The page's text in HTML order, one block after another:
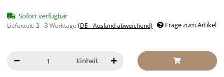
Sofort verfügbar
Lieferzeit:2 - 3 Werktage (DE - Ausland abweichend) Frage zum Artikel
Einheit